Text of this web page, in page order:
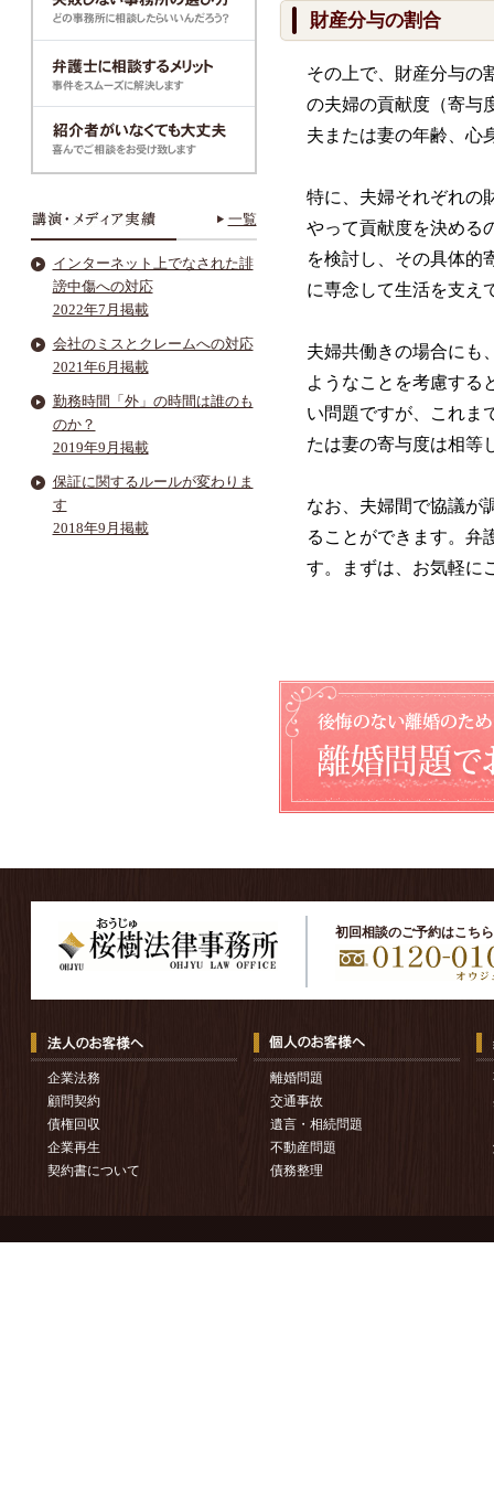
一覧
インターネット上でなされた誹
謗中傷への対応
2022年7月掲載
会社のミスとクレームへの対応
2021年6月掲載
勤務時間「外」の時間は誰のも
のか？
2019年9月掲載
保証に関するルールが変わりま
す
2018年9月掲載
財産分与の割合
その上で、財産分与の
の夫婦の貢献度（寄与
夫または妻の年齢、心
特に、夫婦それぞれの
やって貢献度を決める
を検討し、その具体的
に専念して生活を支え
夫婦共働きの場合にも
ようなことを考慮する
い問題ですが、これま
たは妻の寄与度は相等
なお、夫婦間で協議が
ることができます。弁
す。まずは、お気軽に
初回相談のご予約はこち
企業法務
顧問契約
債権回収
企業再生
契約書について
離婚問題
交通事故
遺言・相続問題
不動産問題
債務整理